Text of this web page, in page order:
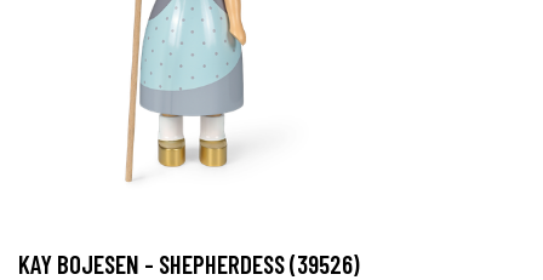
KAY BOJESEN - SHEPHERDESS (39526)